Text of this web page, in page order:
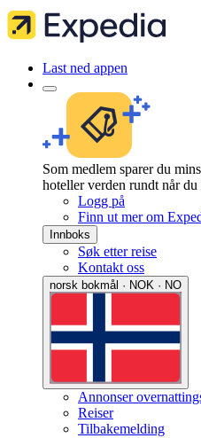
Last ned appen
Som medlem sparer du
hoteller verden rundt når du
Logg på
Finn ut mer om
Innboks
Søk etter reise
Kontakt oss
norsk bokmål · NOK · NO
Annonser
Reiser
Tilbakemelding